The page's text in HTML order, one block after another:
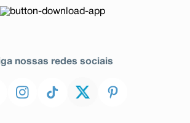
nossas redes sociais